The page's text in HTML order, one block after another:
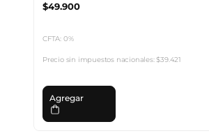
$49.900
CFTA: 0%
Precio sin impuestos nacionales:$39.421
Agregar